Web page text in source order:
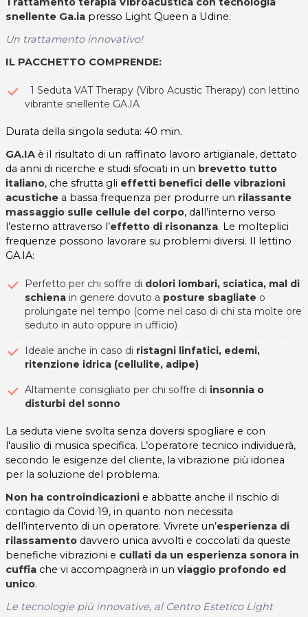
snellente Ga.ia presso Light Queen a Udine.
Un trattamento innovativo!
IL PACCHETTO COMPRENDE:
1 Seduta VAT Therapy (Vibro Acustic Therapy) con lettino
vibrante snellente GA.IA
Durata della singola seduta: 40 min.
GA.IA è il risultato di un raffinato lavoro artigianale, dettato
da anni di ricerche e studi sfociati in un brevetto tutto
italiano, che sfrutta gli effetti benefici delle vibrazioni
acustiche a bassa frequenza per produrre un rilassante
massaggio sulle cellule del corpo, dall’interno verso
l’esterno attraverso l’effetto di risonanza. Le molteplici
frequenze possono lavorare su problemi diversi. Il lettino
GA.IA:
Perfetto per chi soffre di dolori lombari, sciatica, mal di
schiena in genere dovuto a posture sbagliate o
prolungate nel tempo (come nel caso di chi sta molte ore
seduto in auto oppure in ufficio)
Ideale anche in caso di ristagni linfatici, edemi,
ritenzione idrica (cellulite, adipe)
Altamente consigliato per chi soffre di insonnia o
disturbi del sonno
La seduta viene svolta senza doversi spogliare e con
l'ausilio di musica specifica. L’operatore tecnico individuerà,
secondo le esigenze del cliente, la vibrazione più idonea
per la soluzione del problema.
Non ha controindicazioni e abbatte anche il rischio di
contagio da Covid 19, in quanto non necessita
dell’intervento di un operatore. Vivrete un’esperienza di
rilassamento davvero unica avvolti e coccolati da queste
benefiche vibrazioni e cullati da un esperienza sonora in
cuffia che vi accompagnerà in un viaggio profondo ed
unico.
Le tecnologie più innovative, al Centro Estetico Light